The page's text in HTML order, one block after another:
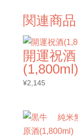
関連商品
開運祝酒
(1,800ml)
¥2,145